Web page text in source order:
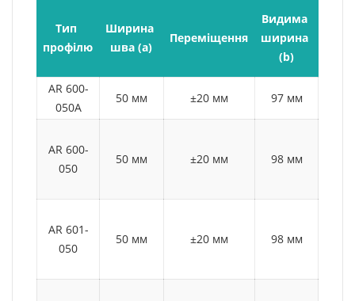
Тип
профілю
Ширина
шва (a)
Переміщення
Видима
ширина
(b)
AR 600-
050А
50 мм ±20 мм 97 мм
AR 600-
050
50 мм ±20 мм 98 мм
AR 601-
050
50 мм ±20 мм 98 мм